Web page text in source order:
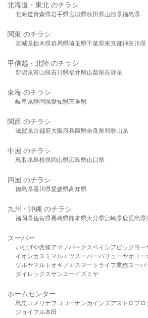
北海道・東北 のチラシ
北海道青森県岩手県宮城県秋田県山形県福島県
関東 のチラシ
茨城県栃木県群馬県埼玉県千葉県東京都神奈川県
甲信越・北陸 のチラシ
新潟県富山県石川県福井県山梨県長野県
東海 のチラシ
岐阜県静岡県愛知県三重県
関西 のチラシ
滋賀県京都府大阪府兵庫県奈良県和歌山県
中国 のチラシ
鳥取県島根県岡山県広島県山口県
四国 のチラシ
徳島県香川県愛媛県高知県
九州・沖縄 のチラシ
福岡県佐賀県長崎県熊本県大分県宮崎県鹿児島県
スーパー
いなげや西條アマノパークスベイシア ビッグヨー
イオンカスミ マルエツスーパーバリューヤオコー
ツルヤマルト オギノ エスマート ライフ業務スーパ
ダイレックスサンエーイズミヤ
ホームセンター
島忠 コメリ ナフコ コーナンカインズアストロプロ
ジョイフル本田